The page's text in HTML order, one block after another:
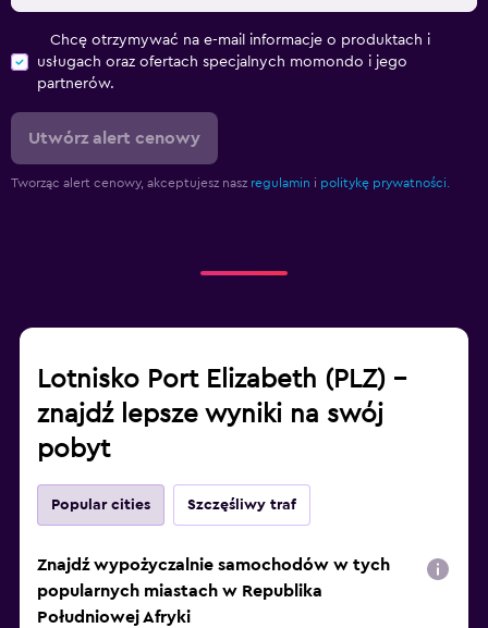
Chcę otrzymywać na e-mail informacje o produktach i
usługach oraz ofertach specjalnych momondo i jego
partnerów.
Utwórz alert cenowy
Tworząc alert cenowy, akceptujesz nasz regulamin i politykę prywatności.
Lotnisko Port Elizabeth (PLZ) –
znajdź lepsze wyniki na swój
pobyt
Popular cities Szczęśliwy traf
Znajdź wypożyczalnie samochodów w tych
popularnych miastach w Republika
Południowej Afryki